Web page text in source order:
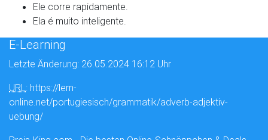
Ele corre rapidamente.
Ela é muito inteligente.
E-Learning
Letzte Änderung: 26.05.2024 16:12 Uhr
URL: https://lern-
online.net/portugiesisch/grammatik/adverb-adjektiv-
uebung/